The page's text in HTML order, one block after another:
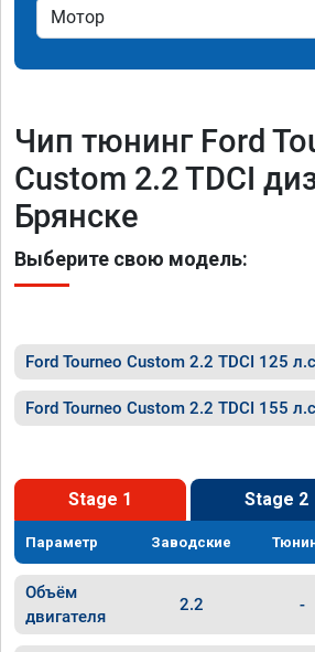
Чип тюнинг Ford
Custom 2.2 TDCI
Брянске
Выберите свою модель:
Ford Tourneo Custom 2.2 TDCI 125 л.с
Ford Tourneo Custom 2.2 TDCI 155 л.с
Stage 1 Stage 2
Параметр Заводские
Объём
двигателя
2.2 -